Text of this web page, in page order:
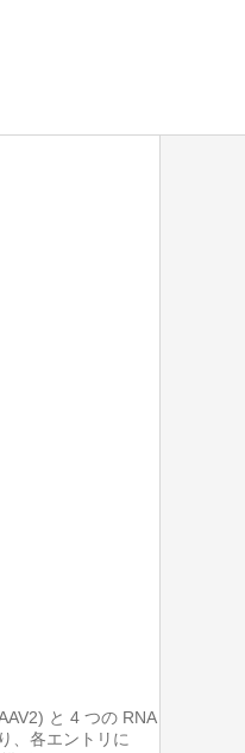
と 4 つの RNA
、各エントリに